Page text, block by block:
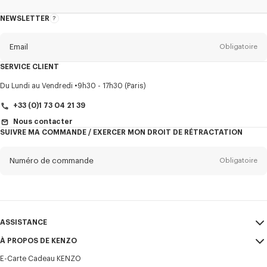
NEWSLETTER
A
Email Obligatoire
Titre Obligatoire
SERVICE CLIENT
Du Lundi au Vendredi 9h30 - 17h30 (Paris)
+33 (0)1 73 04 21 39
Nous contacter
SUIVRE MA COMMANDE / EXERCER MON DROIT DE RÉTRACTATION
Numéro de commande Obligatoire
ASSISTANCE
Mon compte
ASSISTANCE
À PROPOS DE KENZO
CGV
E-Carte Cadeau KENZO